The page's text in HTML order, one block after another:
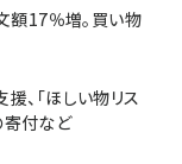
額17％増。買い物
「ほしい物リス
寄付など